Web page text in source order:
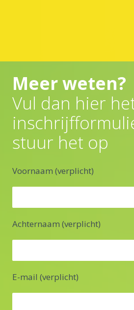
Meer weten?
Vul dan hier
stuur het op
Voornaam (verplicht)
Achternaam (verplicht)
E-mail (verplicht)